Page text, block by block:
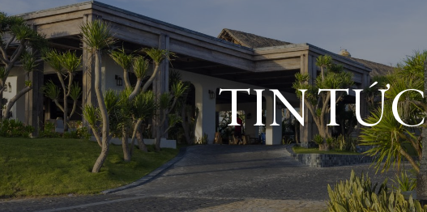
Về chúng tôi
Dịch vụ Cưới và Sự kiện
TIN TỨC